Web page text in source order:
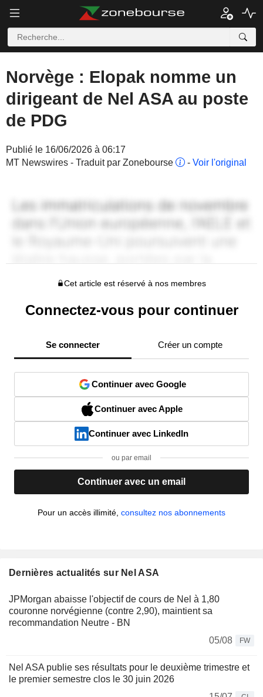
Norvège : Elopak nomme un
dirigeant de Nel ASA au poste
de PDG
Publié le 16/06/2026 à 06:17
MT Newswires - Traduit par Zonebourse
- Voir l'original
Cet article est réservé à nos membres
Connectez-vous pour continuer
Se connecter Créer un compte
Continuer avec Google
Continuer avec Apple
Continuer avec LinkedIn
ou par email
Continuer avec un email
Pour un accès illimité, consultez nos abonnements
Dernières actualités sur Nel ASA
JPMorgan abaisse l'objectif de cours de Nel à 1,80
couronne norvégienne (contre 2,90), maintient sa
recommandation Neutre - BN
05/08
FW
Nel ASA publie ses résultats pour le deuxième trimestre et
le premier semestre clos le 30 juin 2026